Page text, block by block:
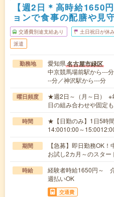
【週2日＊高時給1650
ョンで食事の配膳や見
交通費別途支給あり 土日祝日が休み
派遣
勤務地 愛知県名古屋市緑区
中京競馬場前駅から---
--分／神沢駅から---分
曜日頻度
★週2日～（月～日） ※
日の組み合わせや固定も
時間
★【日勤のみ】1日5時
14:0010:00～
期間
【急募】即日勤務OK
お試し2カ月～のスター
時給
経験者時給1650円～
週払いOK
交通費